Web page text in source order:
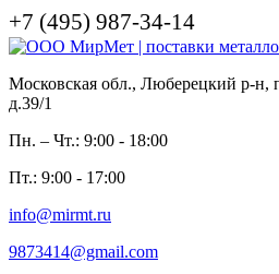
+7 (495) 987-34-14
Московская обл., Люберецкий р-н,
д.39/1
Пн. – Чт.: 9:00 - 18:00
Пт.: 9:00 - 17:00
info@mirmt.ru
9873414@gmail.com